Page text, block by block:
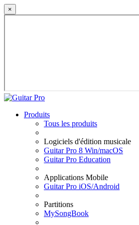
×
Produits
Tous les produits
Logiciels d'édition musicale
Guitar Pro 8 Win/macOS
Guitar Pro Education
Applications Mobile
Guitar Pro iOS/Android
Partitions
MySongBook